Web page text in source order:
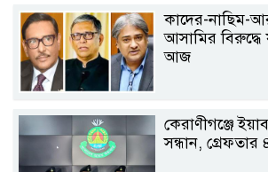
কাদের-নাছিম-
আসামির বিরুদ্ধে
আজ
কেরাণীগঞ্জে
সন্ধান,